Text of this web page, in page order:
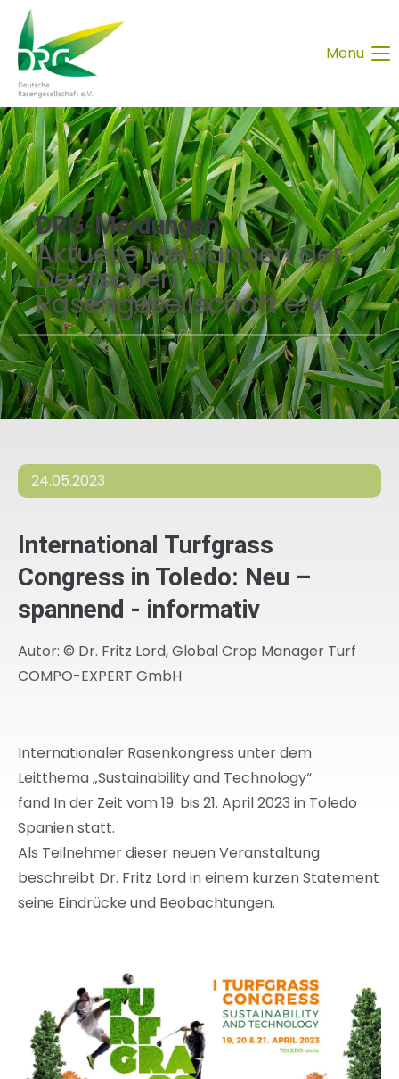
Menu
DRG-Meldungen
Aktuelle Meldungen der
Deutschen
Rasengesellschaft e.V.
24.05.2023
International Turfgrass
Congress in Toledo: Neu –
spannend - informativ
Autor: © Dr. Fritz Lord, Global Crop Manager Turf
COMPO-EXPERT GmbH
Internationaler Rasenkongress unter dem
Leitthema „Sustainability and Technology“
fand In der Zeit vom 19. bis 21. April 2023 in Toledo
Spanien statt.
Als Teilnehmer dieser neuen Veranstaltung
beschreibt Dr. Fritz Lord in einem kurzen Statement
seine Eindrücke und Beobachtungen.